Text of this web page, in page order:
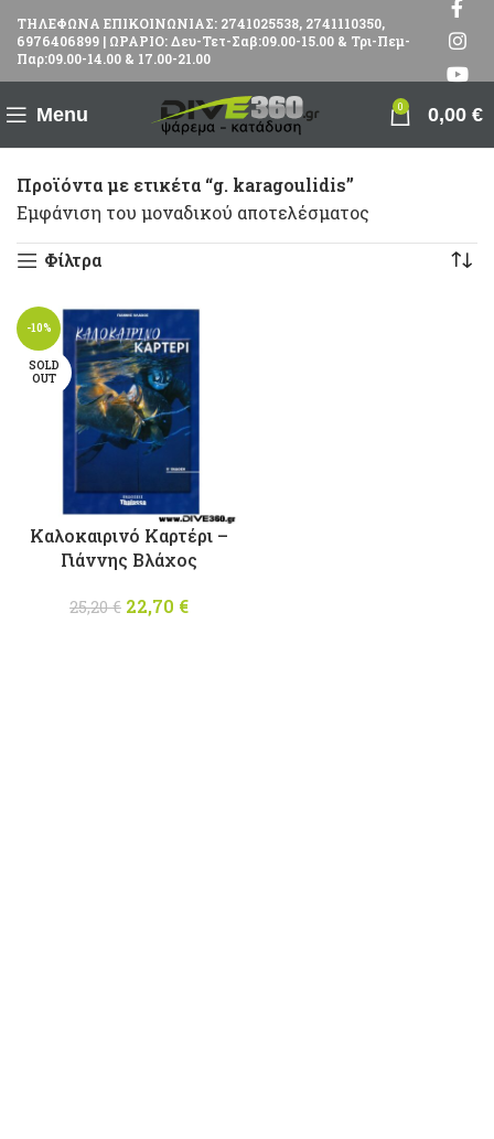
ΤΗΛΕΦΩΝΑ ΕΠΙΚΟΙΝΩΝΙΑΣ: 2741025538, 2741110350,
6976406899 | ΩΡΑΡΙΟ: Δευ-Τετ-Σαβ:09.00-15.00 & Τρι-Πεμ-
Παρ:09.00-14.00 & 17.00-21.00
Menu 0 0,00 €
Προϊόντα με ετικέτα “g. karagoulidis”
Εμφάνιση του μοναδικού αποτελέσματος
Φίλτρα
-10%
SOLD
OUT
Καλοκαιρινό Καρτέρι –
Γιάννης Βλάχος
25,20€
Original
22,70 €